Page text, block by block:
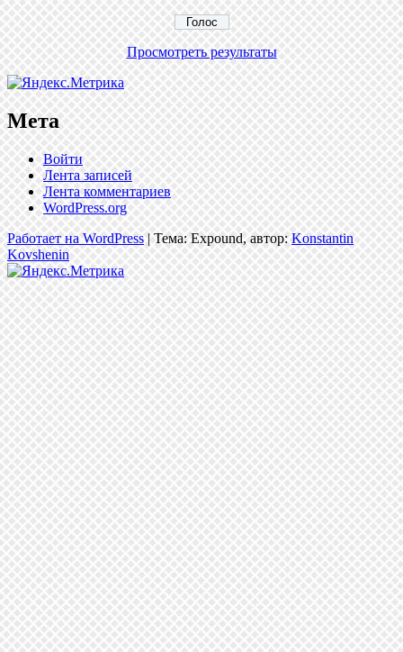
Просмотреть результаты
Мета
Войти
Лента записей
Лента комментариев
WordPress.org
Работает на WordPress|Тема: Expound, автор:Konstantin
Kovshenin